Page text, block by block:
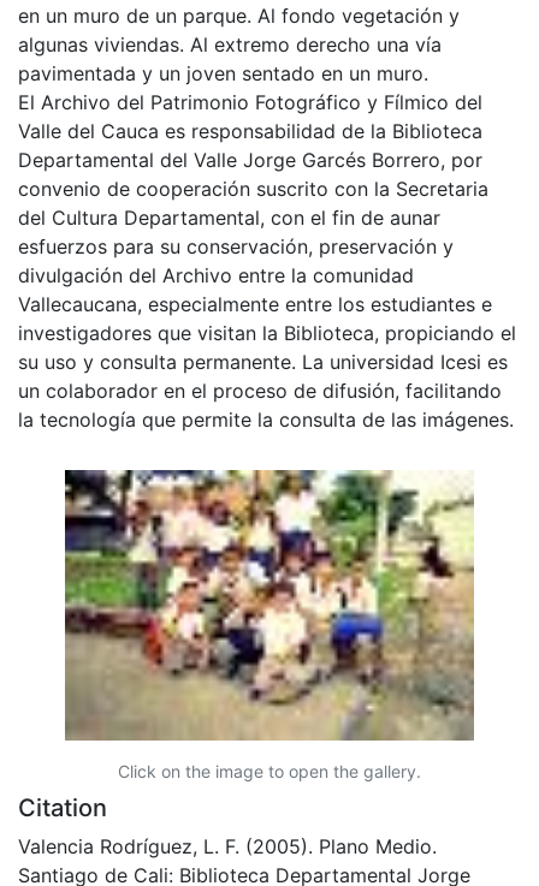
en un muro de un parque. Al fondo vegetación y
algunas viviendas. Al extremo derecho una vía
pavimentada y un joven sentado en un muro.
El Archivo del Patrimonio Fotográfico y Fílmico del
Valle del Cauca es responsabilidad de la Biblioteca
Departamental del Valle Jorge Garcés Borrero, por
convenio de cooperación suscrito con la Secretaria
del Cultura Departamental, con el fin de aunar
esfuerzos para su conservación, preservación y
divulgación del Archivo entre la comunidad
Vallecaucana, especialmente entre los estudiantes e
investigadores que visitan la Biblioteca, propiciando el
su uso y consulta permanente. La universidad Icesi es
un colaborador en el proceso de difusión, facilitando
la tecnología que permite la consulta de las imágenes.
Click on the image to open the gallery.
Citation
Valencia Rodríguez, L. F. (2005). Plano Medio.
Santiago de Cali: Biblioteca Departamental Jorge